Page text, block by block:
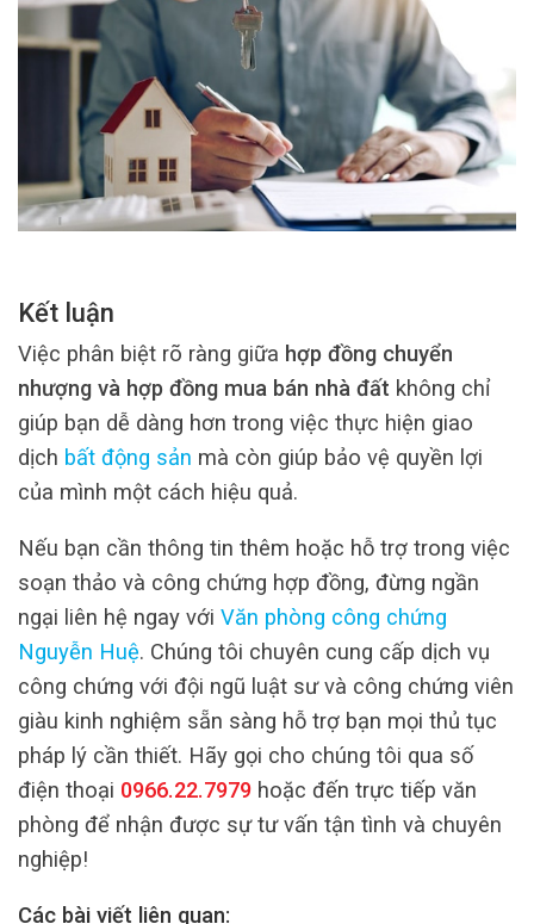
Kết luận
Việc phân biệt rõ ràng giữa hợp đồng chuyển
nhượng và hợp đồng mua bán nhà đất không chỉ
giúp bạn dễ dàng hơn trong việc thực hiện giao
dịch bất động sản mà còn giúp bảo vệ quyền lợi
của mình một cách hiệu quả.
Nếu bạn cần thông tin thêm hoặc hỗ trợ trong việc
soạn thảo và công chứng hợp đồng, đừng ngần
ngại liên hệ ngay với Văn phòng công chứng
Nguyễn Huệ. Chúng tôi chuyên cung cấp dịch vụ
công chứng với đội ngũ luật sư và công chứng viên
giàu kinh nghiệm sẵn sàng hỗ trợ bạn mọi thủ tục
pháp lý cần thiết. Hãy gọi cho chúng tôi qua số
điện thoại 0966.22.7979 hoặc đến trực tiếp văn
phòng để nhận được sự tư vấn tận tình và chuyên
nghiệp!
Các bài viết liên quan: